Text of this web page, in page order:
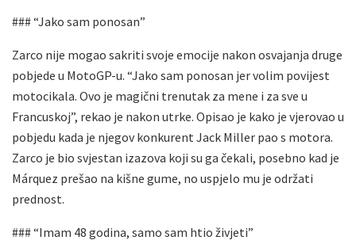
### “Jako sam ponosan”
Zarco nije mogao sakriti svoje emocije nakon osvajanja druge
pobjede u MotoGP-u. “Jako sam ponosan jer volim povijest
motocikala. Ovo je magični trenutak za mene i za sve u
Francuskoj”, rekao je nakon utrke. Opisao je kako je vjerovao u
pobjedu kada je njegov konkurent Jack Miller pao s motora.
Zarco je bio svjestan izazova koji su ga čekali, posebno kad je
Márquez prešao na kišne gume, no uspjelo mu je održati
prednost.
### “Imam 48 godina, samo sam htio živjeti”